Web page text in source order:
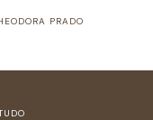
PRADO